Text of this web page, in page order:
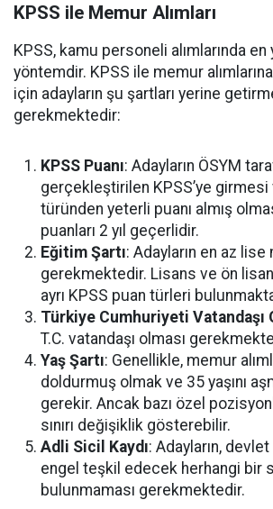
KPSS ile Memur Alımları
KPSS, kamu personeli alımlarında en
yöntemdir. KPSS ile memur
için adayların şu şartları yerine
gerekmektedir:
KPSS Puanı: Adayların ÖSYM
gerçekleştirilen KPSS’ye girmesi
türünden yeterli puanı almış
puanları 2 yıl geçerlidir.
Eğitim Şartı: Adayların en az lise
gerekmektedir. Lisans ve ön
ayrı KPSS puan türleri
Türkiye Cumhuriyeti Vatandaşı
T.C. vatandaşı olması
Yaş Şartı: Genellikle, memur
doldurmuş olmak ve 35 yaşını
gerekir. Ancak bazı özel
sınırı değişiklik gösterebilir.
Adli Sicil Kaydı: Adayların,
engel teşkil edecek herhangi bir
bulunmaması gerekmektedir.